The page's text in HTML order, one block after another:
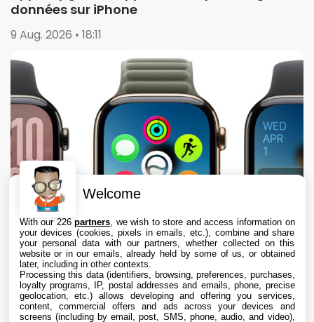
données sur iPhone
9 Aug. 2026 • 18:11
Apple envisage une refonte radicale de
Welcome
With our 226partners , we wish to store and access information on
your devices (cookies, pixels in emails, etc.), combine and share
your personal data with our partners, whether collected on this
website or in our emails, already held by some of us, or obtained
later, including in other contexts.
Processing this data (identifiers, browsing, preferences, purchases,
loyalty programs, IP, postal addresses and emails, phone, precise
geolocation, etc.) allows developing and offering you services,
content, commercial offers and ads across your devices and
screens (including by email, post, SMS, phone, audio, and video),